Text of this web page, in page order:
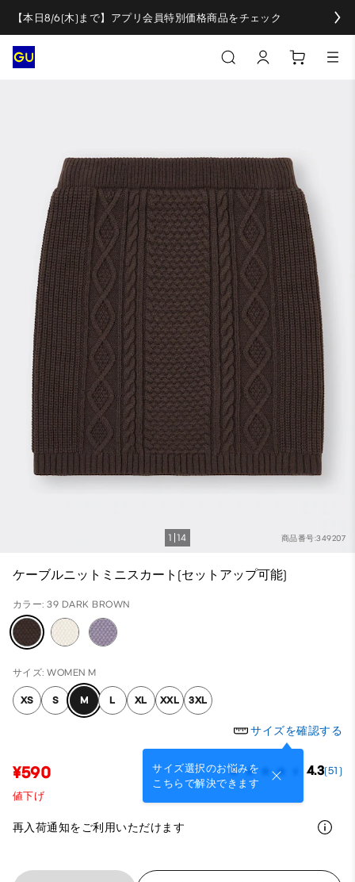
【本日8/6(木)まで】アプリ会員特別価格商品をチェック
商品番号:349207
1 14
ケーブルニットミニスカート(セットアップ可能)
カラー: 39 DARK BROWN
サイズ: WOMEN M
XS S M L XL XXL 3XL
サイズを確認する
サイズ選択のお悩みを
こちらで解決できます
¥590 4.3(51)
値下げ
再入荷通知をご利用いただけます